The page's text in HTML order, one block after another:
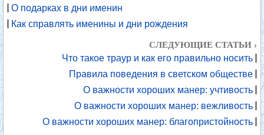
О подарках в дни именин
Как справлять именины и дни рождения
СЛЕДУЮЩИЕ СТАТЬИ ›
Что такое траур и как его правильно носить
Правила поведения в светском обществе
О важности хороших манер: учтивость
О важности хороших манер: вежливость
О важности хороших манер: благопристойность